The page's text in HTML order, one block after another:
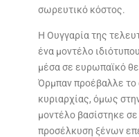
σωρευτικό κόστος.
Η Ουγγαρία της
ένα μοντέλο
μέσα σε ευρωπαϊκό
Όρμπαν προέβαλλε το
κυριαρχίας, όμως
μοντέλο βασίστηκε σε
προσέλκυση ξένων